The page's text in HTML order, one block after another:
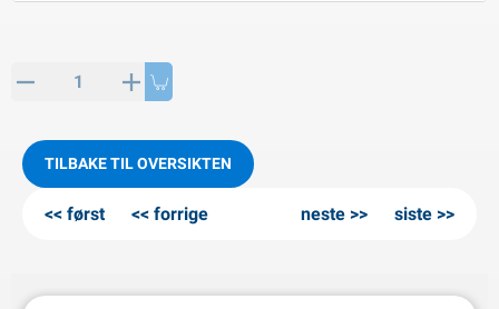
KO artikler
TILBAKE TIL OVERSIKTEN
først forrige neste siste